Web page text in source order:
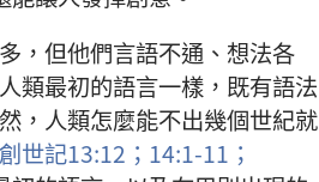
，但他們言語不通、想法各
類最初的語言一樣，既有語法
，人類怎麼能不出幾個世紀就
創世記13:12； 14:1-11；